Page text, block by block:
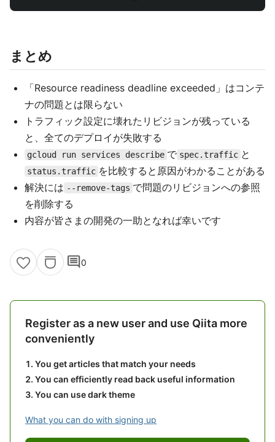
まとめ
「Resource readiness deadline exceeded」はコンテ
ナの問題とは限らない
トラフィック設定に壊れたリビジョンが残っている
と、全てのデプロイが失敗する
gcloud run services describe で spec.traffic と
status.traffic を比較すると原因がわかることがある
解決には --remove-tags で問題のリビジョンへの参照
を削除する
内容が皆さまの開発の一助となれば幸いです
comment0
Register as a new user and use Qiita more
conveniently
You get articles that match your needs
You can efficiently read back useful information
You can use dark theme
What you can do with signing up